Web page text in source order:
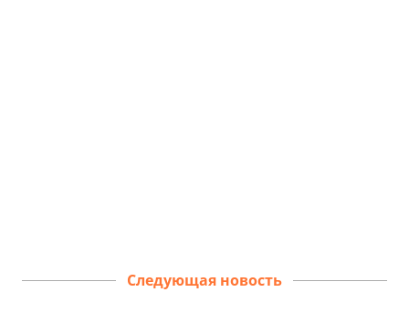
Следующая новость